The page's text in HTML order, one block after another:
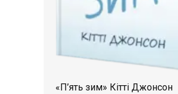
«П’ять зим» Кітті Джонсон